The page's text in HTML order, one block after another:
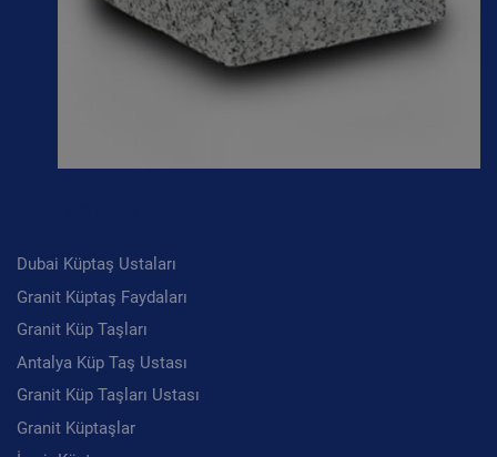
Dubai Küptaş Ustaları
Granit Küptaş Faydaları
Granit Küp Taşları
Antalya Küp Taş Ustası
Granit Küp Taşları Ustası
Granit Küptaşlar